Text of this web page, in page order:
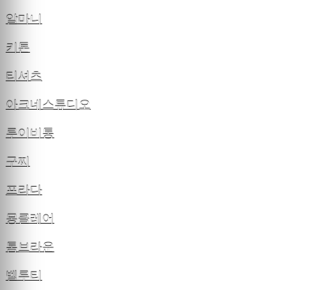
알마니
키톤
티셔츠
아크네스튜디오
루이비통
구찌
프라다
몽클레어
톰브라운
벨루티